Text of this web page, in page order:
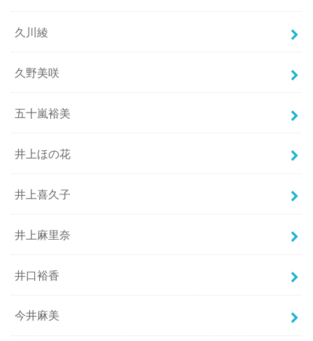
久川綾
久野美咲
五十嵐裕美
井上ほの花
井上喜久子
井上麻里奈
井口裕香
今井麻美